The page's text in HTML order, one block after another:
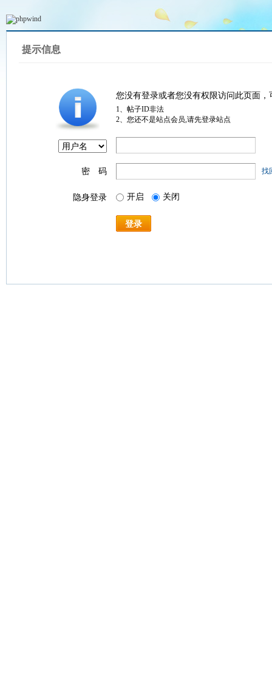
提示信息
您没有登录或者您没有权限访问此页面
1、帖子ID非法
2、您还不是站点会员,请先登录站点
密 码 找
隐身登录 开启 关闭
登录